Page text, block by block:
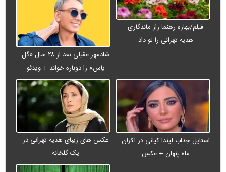
فیلم/بهاره رهنما راز ماندگاری
هدیه تهرانی را لو داد
شادمهر عقیلی بعد از ۲۸ سال «گل
یاس» را دوباره خواند + ویدئو
استایل جذاب لیندا کیانی در اکران
ماه پنهان + عکس
عکس های زیبای هدیه تهرانی در
یک گلخانه